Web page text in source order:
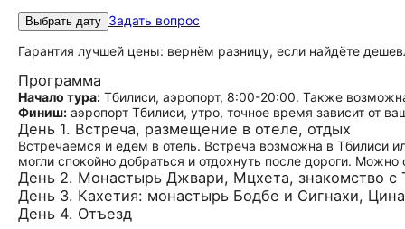
Выбрать дату Задать вопрос
Гарантия лучшей цены: вернём разницу, если найдёте
Программа
Начало тура: Тбилиси, аэропорт, 8:00-20:00. Также
Финиш: аэропорт Тбилиси, утро, точное время зависит от
День 1. Встреча, размещение в отеле, отдых
Встречаемся и едем в отель. Встреча возможна в Тбилиси
могли спокойно добраться и отдохнуть после дороги. Можно
День 2. Монастырь Джвари, Мцхета, знакомство с
День 3. Кахетия: монастырь Бодбе и Сигнахи,
День 4. Отъезд